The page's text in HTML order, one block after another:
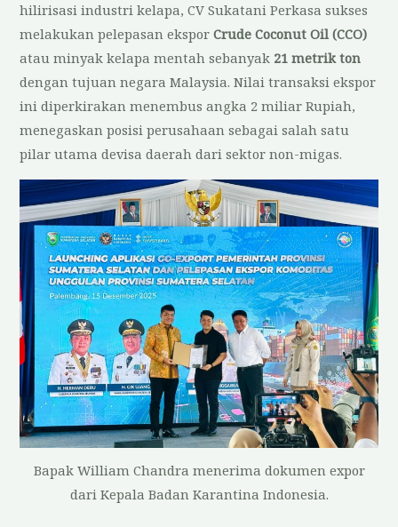
hilirisasi industri kelapa, CV Sukatani Perkasa sukses
melakukan pelepasan eksporCrude Coconut Oil (CCO)
atau minyak kelapa mentah sebanyak 21 metrik ton
dengan tujuan negara Malaysia. Nilai transaksi ekspor
ini diperkirakan menembus angka 2 miliar Rupiah,
menegaskan posisi perusahaan sebagai salah satu
pilar utama devisa daerah dari sektor non-migas.
Bapak William Chandra menerima dokumen expor
dari Kepala Badan Karantina Indonesia.